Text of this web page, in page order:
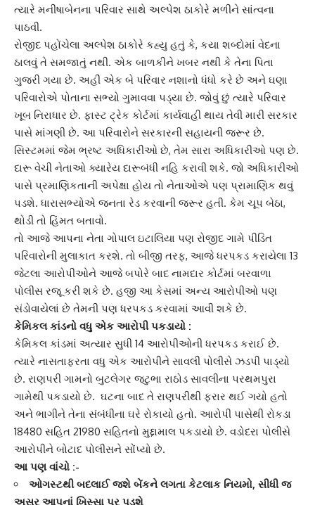
ત્યારે મનીષાબેનના પરિવાર સાથે અલ્પેશ ઠાકોરે મળીને સાંત્વના
પાઠવી.
રોજીદ પહોંચેલા અલ્પેશ ઠાકોરે કહ્યુ હતું કે, કયા શબ્દોમાં વેદના
ઠાલવું તે સમજાતું નથી. એક બાળકીને ખબર નથી કે તેના પિતા
ગુજરી ગયા છે. અહીં એક બે પરિવાર નશાનો ધંધો કરે છે અને ઘણા
પરિવારોએ પોતાના સભ્યો ગુમાવવા પડ્યા છે. જોવું છું ત્યારે પરિવાર
ખૂબ નિરાધાર છે. ફાસ્ટ ટ્રેક કોર્ટમાં કાર્યવાહી થાય તેવી મારી સરકાર
પાસે માંગણી છે. આ પરિવારોને સરકારની સહાયની જરૂર છે.
સિસ્ટમમાં જેમ ભ્રષ્ટ અધિકારીઓ છે, તેમ સારા અધિકારીઓ પણ છે.
દારૂ વેચી નેતાઓ ક્યારેય દારૂબંધી નહિ કરાવી શકે. જો અધિકારીઓ
પાસે પ્રમાણિકતાની અપેક્ષા હોય તો નેતાઓએ પણ પ્રામાણિક થવું
પડશે. ધારાસભ્યોએ જનતા રેડ કરવાની જરૂર હતી. કેમ ચૂપ બેઠા,
થોડી તો હિંમત બતાવો.
તો આજે આપના નેતા ગોપાલ ઇટાલિયા પણ રોજીદ ગામે પીડિત
પરિવારોની મુલાકાત કરશે. તો બીજી તરફ, આજે ધરપકડ કરાયેલા 13
જેટલા આરોપીઓને આજે બપોરે બાદ નામદાર કોર્ટમાં બરવાળા
પોલીસ રજૂ કરી શકે છે. હજી આ કેસમાં અન્ય આરોપીઓ પણ
સંડોવાયેલાં છે તેમની પણ ધરપકડ કરવામાં આવી શકે છે.
કેમિકલ કાંડનો વધુ એક આરોપી પકડાયો :
કેમિકલ કાંડમાં અત્યાર સુધી 14 આરોપીઓની ધરપકડ કરાઈ છે.
ત્યારે નાસતાફરતા વધુ એક આરોપીને સાવલી પોલીસે ઝડપી પાડ્યો
છે. રાણપરી ગામનો બુટલેગર જટુભા રાઠોડ સાવલીના પરથમપુરા
ગામેથી પકડાયો છે. ઘટના બાદ તે રાણપરીથી ફરાર થઈ ગયો હતો
અને ભાગીને તેના સંબંધીના ઘરે રોકાયો હતો. આરોપી પાસેથી રોકડા
18480 સહિત 21980 સહિતનો મુદ્દામાલ પકડાયો છે. વડોદરા પોલીસે
આરોપીને બોટાદ પોલીસને સોંપ્યો છે.
આ પણ વાંચો :-
ઓગસ્ટથી બદલાઈ જશે બેંકને લગતા કેટલાક નિયમો, સીધી જ
અસર આપનાં ખિસ્સા પર પડશે